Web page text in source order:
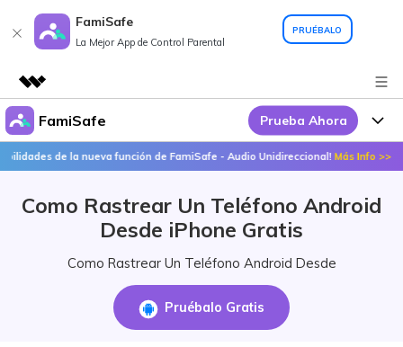
FamiSafe
La Mejor App de Control Parental
PRUÉBALO
Productos destacados
Creatividad digital con AIGC
Resumen
Quiénes somos
Sala de prensa
FamiSafe Prueba Ahora
Por Qué FamiSafe
FamiSafe - Tu Aliado en
Productos
FamiSafe Edu
de la nueva función de FamiSafe - Audio Unidireccional!Más Info >>
Como Rastrear Un Teléfono Android
Desde iPhone Gratis
Como Rastrear Un Teléfono Android Desde
Pruébalo Gratis